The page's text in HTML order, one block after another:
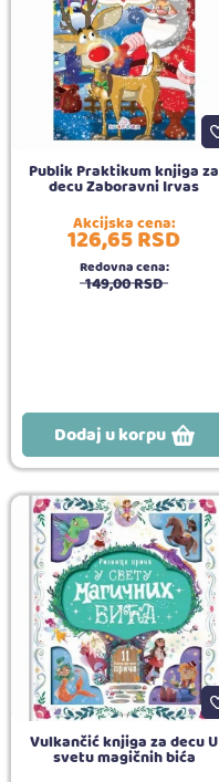
Publik Praktikum knjiga za
decu Zaboravni Irvas
Akcijska cena:
126,65RSD
Redovna cena:
149,00RSD
Dodaj u korpu
Vulkančić knjiga za decu U
svetu magičnih bića